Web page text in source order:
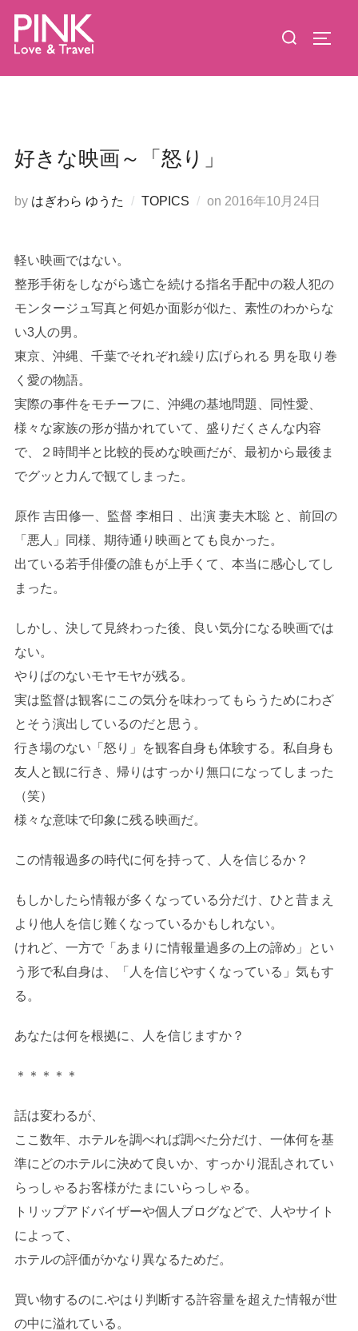
ン
検
対
好きな映画～「怒り」
by はぎわら ゆうた TOPICS on 投
2016年10月24日
軽い映画ではない。
整形手術をしながら逃亡を続ける指名手配中の殺人犯の
モンタージュ写真と何処か面影が似た、素性のわからな
い3人の男。
東京、沖縄、千葉でそれぞれ繰り広げられる 男を取り巻
く愛の物語。
実際の事件をモチーフに、沖縄の基地問題、同性愛、
様々な家族の形が描かれていて、盛りだくさんな内容
で、２時間半と比較的長めな映画だが、最初から最後ま
でグッと力んで観てしまった。
原作 吉田修一、監督 李相日 、出演 妻夫木聡 と、前回の
「悪人」同様、期待通り映画とても良かった。
出ている若手俳優の誰もが上手くて、本当に感心してし
まった。
しかし、決して見終わった後、良い気分になる映画では
ない。
やりばのないモヤモヤが残る。
実は監督は観客にこの気分を味わってもらうためにわざ
とそう演出しているのだと思う。
行き場のない「怒り」を観客自身も体験する。私自身も
友人と観に行き、帰りはすっかり無口になってしまった
（笑）
様々な意味で印象に残る映画だ。
この情報過多の時代に何を持って、人を信じるか？
もしかしたら情報が多くなっている分だけ、ひと昔まえ
より他人を信じ難くなっているかもしれない。
けれど、一方で「あまりに情報量過多の上の諦め」とい
う形で私自身は、「人を信じやすくなっている」気もす
る。
あなたは何を根拠に、人を信じますか？
＊＊＊＊＊
話は変わるが、
ここ数年、ホテルを調べれば調べた分だけ、一体何を基
準にどのホテルに決めて良いか、すっかり混乱されてい
らっしゃるお客様がたまにいらっしゃる。
トリップアドバイザーや個人ブログなどで、人やサイト
によって、
ホテルの評価がかなり異なるためだ。
買い物するのに.やはり判断する許容量を超えた情報が世
の中に溢れている。